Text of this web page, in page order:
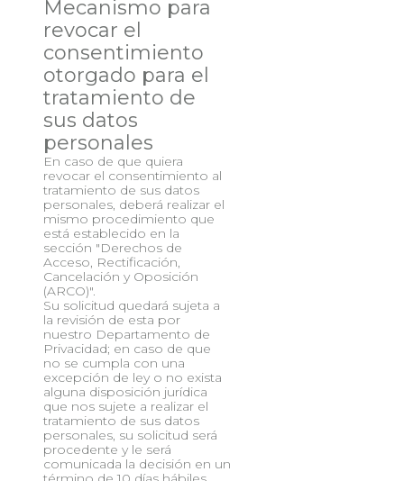
Mecanismo para
revocar el
consentimiento
otorgado para el
tratamiento de
sus datos
personales
En caso de que quiera
revocar el consentimiento al
tratamiento de sus datos
personales, deberá realizar el
mismo procedimiento que
está establecido en la
sección "Derechos de
Acceso, Rectificación,
Cancelación y Oposición
(ARCO)".
Su solicitud quedará sujeta a
la revisión de esta por
nuestro Departamento de
Privacidad; en caso de que
no se cumpla con una
excepción de ley o no exista
alguna disposición jurídica
que nos sujete a realizar el
tratamiento de sus datos
personales, su solicitud será
procedente y le será
comunicada la decisión en un